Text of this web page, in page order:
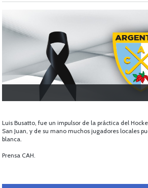
Luis Busatto, fue un impulsor de la práctica del
San Juan, y de su mano muchos jugadores locales
blanca.
Prensa CAH.